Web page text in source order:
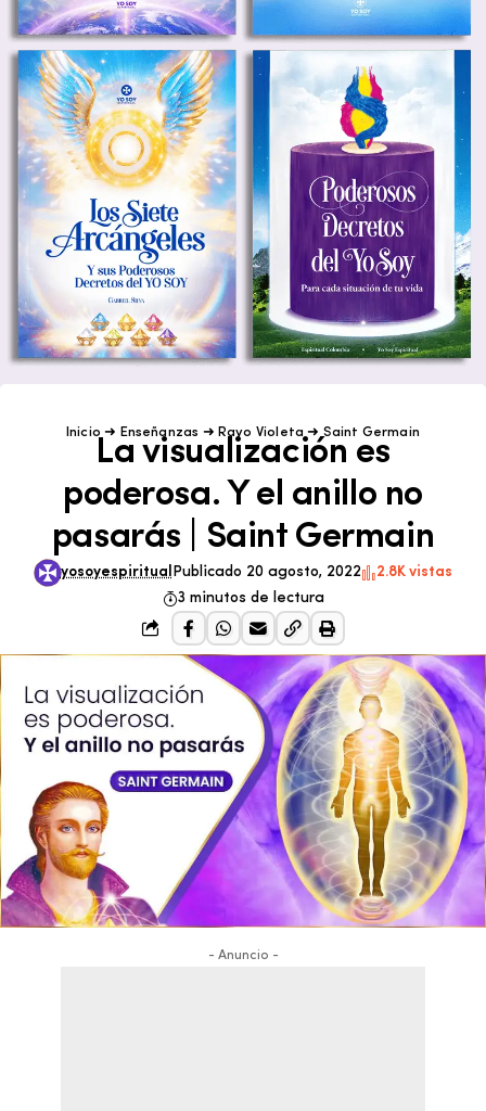
Inicio ➜ Enseñanzas ➜ Rayo Violeta ➜ Saint Germain
La visualización es
poderosa. Y el anillo no
pasarás | Saint Germain
yosoyespiritual Publicado 20 agosto, 2022
2.8K vistas
3 minutos de lectura
- Anuncio -